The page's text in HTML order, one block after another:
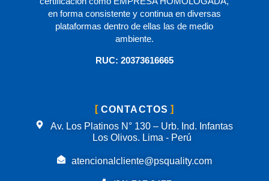
en forma consistente y continua en diversas
plataformas dentro de ellas las de medio
ambiente.
RUC: 20373616665
CONTACTOS
Av. Los Platinos N° 130 – Urb. Ind. Infantas
Los Olivos. Lima - Perú
atencionalcliente@psquality.com